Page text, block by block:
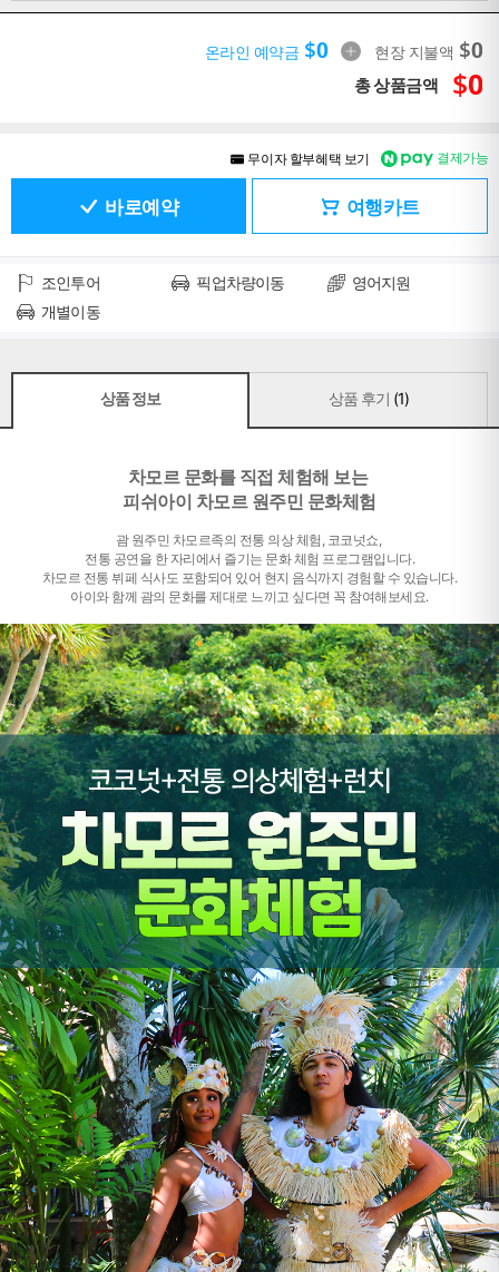
온라인 예약금 $0 현장 지불액 $0
총 상품금액 $0
무이자 할부혜택 보기 결제가능
바로예약 여행카트
조인투어 픽업차량이동
영어지원
개별이동
상품 정보 상품 후기 (1)
차모르 문화를 직접 체험해 보는
피쉬아이 차모르 원주민 문화체험
괌 원주민 차모르족의 전통 의상 체험, 코코넛쇼,
전통 공연을 한 자리에서 즐기는 문화 체험 프로그램입니다.
차모르 전통 뷔페 식사도 포함되어 있어 현지 음식까지 경험할 수 있습니다.
아이와 함께 괌의 문화를 제대로 느끼고 싶다면 꼭 참여해보세요.